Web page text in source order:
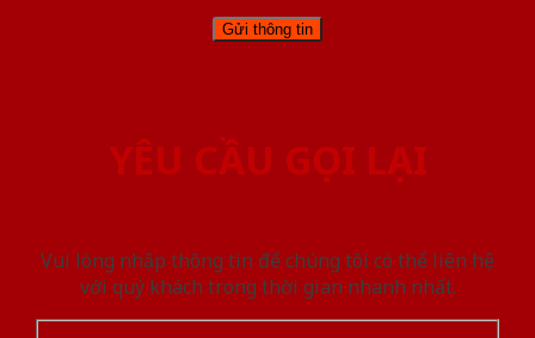
YÊU CẦU GỌI LẠI
Vui lòng nhập thông tin để chúng tôi có thể liên hệ
với quý khách trong thời gian nhanh nhất.